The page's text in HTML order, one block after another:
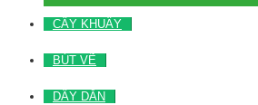
CÂY KHUẤY
BÚT VẼ
DÂY DẪN